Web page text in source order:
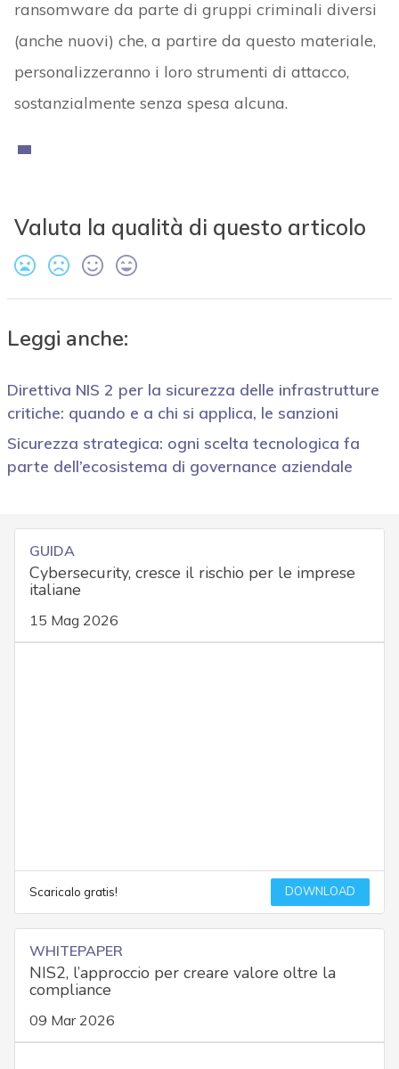
ransomware da parte di gruppi criminali diversi
(anche nuovi) che, a partire da questo materiale,
personalizzeranno i loro strumenti di attacco,
sostanzialmente senza spesa alcuna.
Valuta la qualità di questo articolo
Leggi anche:
Direttiva NIS 2 per la sicurezza delle infrastrutture
critiche: quando e a chi si applica, le sanzioni
Sicurezza strategica: ogni scelta tecnologica fa
parte dell’ecosistema di governance aziendale
GUIDA
Cybersecurity, cresce il rischio per le imprese
italiane
15 Mag 2026
Scaricalo gratis! DOWNLOAD
WHITEPAPER
NIS2, l’approccio per creare valore oltre la
compliance
09 Mar 2026